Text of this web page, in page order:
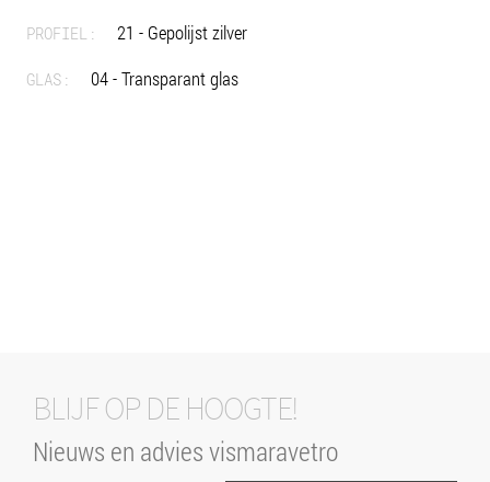
PROFIEL: 21 - Gepolijst zilver
GLAS: 04 - Transparant glas
BLIJF OP DE HOOGTE!
Nieuws en advies vismaravetro